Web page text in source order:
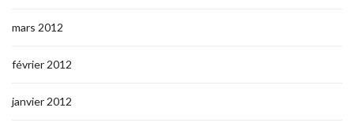
mars 2012
février 2012
janvier 2012